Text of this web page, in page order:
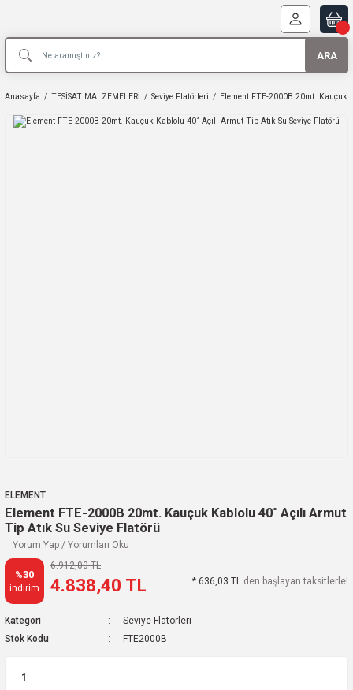
ARA
Anasayfa TESİSAT MALZEMELERİ Seviye Flatörleri Element FTE-2000B 20mt. Kauçuk
ELEMENT
Element FTE-2000B 20mt. Kauçuk Kablolu 40˚ Açılı Armut
Tip Atık Su Seviye Flatörü
Yorum Yap / Yorumları Oku
%30
indirim
6.912,00 TL
4.838,40 TL * 636,03 TL den başlayan taksitlerle!
Kategori
Seviye Flatörleri
Stok Kodu
FTE2000B